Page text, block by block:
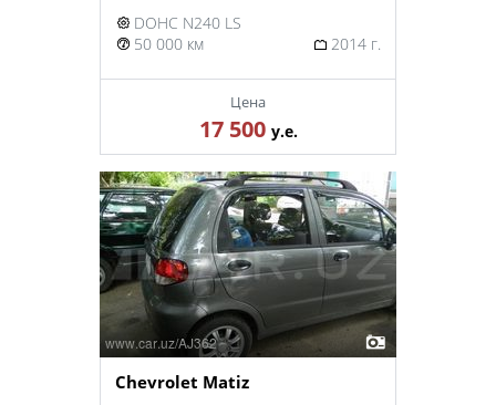
DOHC N240 LS
50 000 км
2014 г.
Цена
17 500 у.е.
Chevrolet Matiz